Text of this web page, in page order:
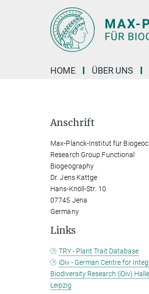
HOME ÜBER UNS
Anschrift
Max-Planck-Institut für
Research Group Functional
Biogeography
Dr. Jens Kattge
Hans-Knöll-Str. 10
07745 Jena
Germany
Links
TRY - Plant Trait Database
iDiv - German Centre for
Biodiversity Research (iDiv)
Leipzig